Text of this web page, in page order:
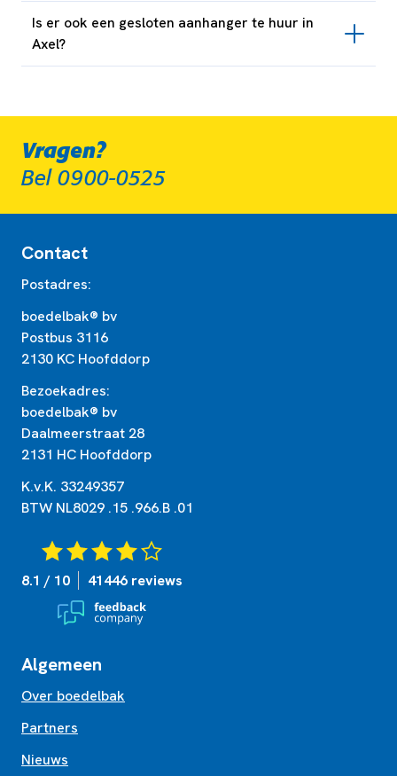
Is er ook een gesloten aanhanger te huur in
Axel?
Vragen?
Bel 0900-0525
Contact
Postadres:
boedelbak® bv
Postbus 3116
2130 KC Hoofddorp
Bezoekadres:
boedelbak® bv
Daalmeerstraat 28
2131 HC Hoofddorp
K.v.K. 33249357
BTW NL8029 .15 .966.B .01
8.1 / 10 41446 reviews
Algemeen
Over boedelbak
Partners
Nieuws